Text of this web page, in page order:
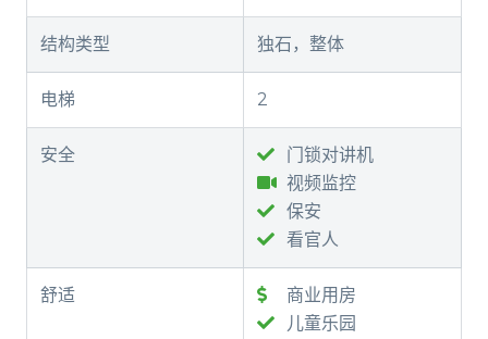
结构类型 独石，整体
电梯 2
安全
门锁对讲机
视频监控
保安
看官人
舒适
商业用房
儿童乐园